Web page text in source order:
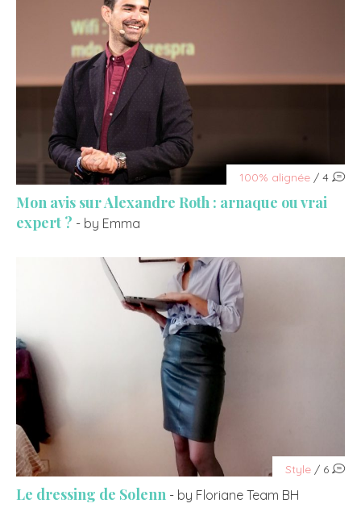
100% alignée / 4
Mon avis sur Alexandre Roth : arnaque ou vrai
expert ? - by Emma
Style / 6
Le dressing de Solenn - by Floriane Team BH